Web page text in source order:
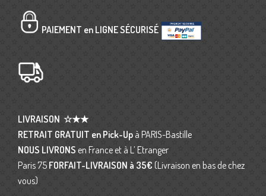
PAIEMENT en LIGNE SÉCURISÉ
LIVRAISON ☆★★
RETRAIT GRATUIT en Pick-Up à PARIS-Bastille
NOUS LIVRONS en France et à L’ Etranger
Paris 75 FORFAIT-LIVRAISON à 35€ (Livraison en bas de chez
vous)